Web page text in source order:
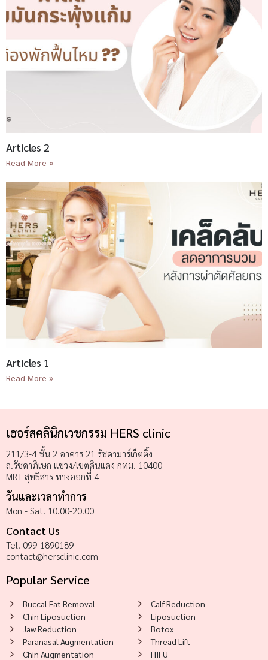
Articles 2
Read More »
Articles 1
Read More »
เฮอร์สคลินิกเวชกรรม HERS clinic
211/3-4 ชั้น 2 อาคาร 21 รัชดามาร์เก็ตติ้ง
ถ.รัชดาภิเษก แขวง/เขตดินแดง กทม. 10400
MRT สุทธิสาร ทางออกที่ 4
วันและเวลาทำการ
Mon - Sat. 10.00-20.00
Contact Us
Tel. 099-1890189
contact@hersclinic.com
Popular Service
Buccal Fat Removal
Chin Liposuction
Jaw Reduction
Paranasal Augmentation
Chin Augmentation
Calf Reduction
Liposuction
Botox
Thread Lift
HIFU